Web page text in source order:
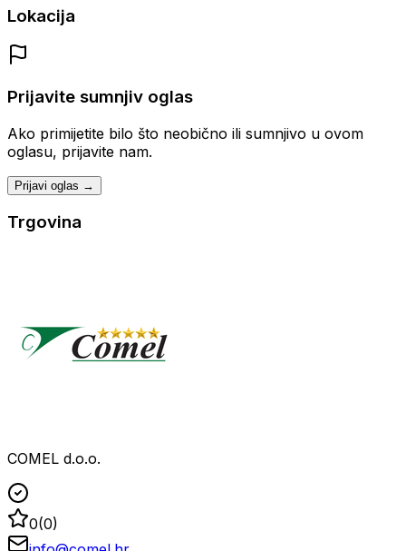
Lokacija
Prijavite sumnjiv oglas
Ako primijetite bilo što neobično ili sumnjivo u ovom
oglasu, prijavite nam.
Prijavi oglas →
Trgovina
COMEL d.o.o.
0(0)